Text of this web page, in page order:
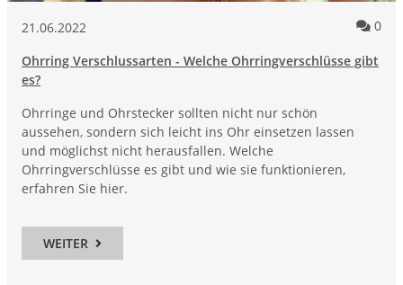
21.06.2022 0
Ohrring Verschlussarten - Welche Ohrringverschlüsse gibt
es?
Ohrringe und Ohrstecker sollten nicht nur schön
aussehen, sondern sich leicht ins Ohr einsetzen lassen
und möglichst nicht herausfallen. Welche
Ohrringverschlüsse es gibt und wie sie funktionieren,
erfahren Sie hier.
WEITER